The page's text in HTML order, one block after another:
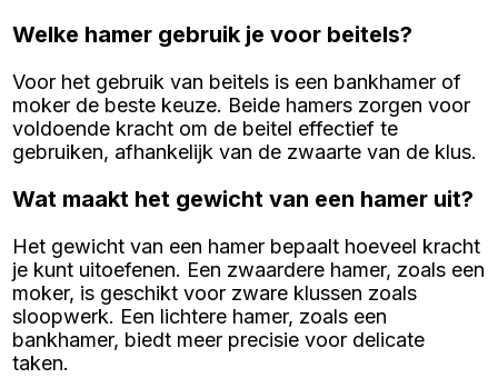
Welke hamer gebruik je voor beitels?
Voor het gebruik van beitels is een bankhamer of
moker de beste keuze. Beide hamers zorgen voor
voldoende kracht om de beitel effectief te
gebruiken, afhankelijk van de zwaarte van de klus.
Wat maakt het gewicht van een hamer uit?
Het gewicht van een hamer bepaalt hoeveel kracht
je kunt uitoefenen. Een zwaardere hamer, zoals een
moker, is geschikt voor zware klussen zoals
sloopwerk. Een lichtere hamer, zoals een
bankhamer, biedt meer precisie voor delicate
taken.